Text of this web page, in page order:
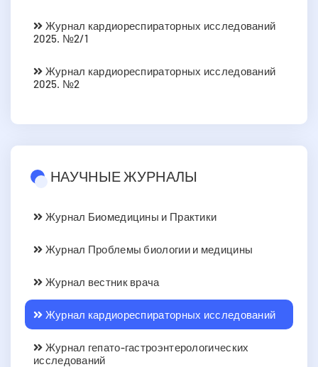
Журнал кардиореспираторных исследований
2025. №2/1
Журнал кардиореспираторных исследований
2025. №2
НАУЧНЫЕ ЖУРНАЛЫ
Журнал Биомедицины и Практики
Журнал Проблемы биологии и медицины
Журнал вестник врача
Журнал кардиореспираторных исследований
Журнал гепато-гастроэнтерологических
исследований